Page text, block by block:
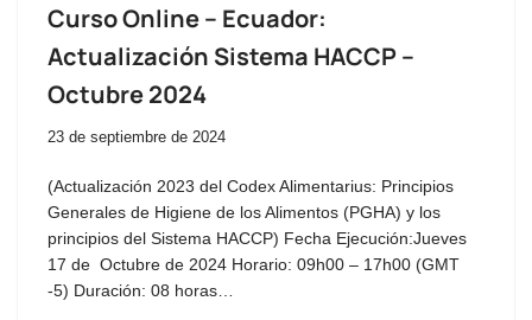
Curso Online – Ecuador:
Actualización Sistema HACCP –
Octubre 2024
23 de septiembre de 2024
(Actualización 2023 del Codex Alimentarius: Principios
Generales de Higiene de los Alimentos (PGHA) y los
principios del Sistema HACCP) Fecha Ejecución:Jueves
17 de Octubre de 2024 Horario: 09h00 – 17h00 (GMT
-5) Duración: 08 horas…